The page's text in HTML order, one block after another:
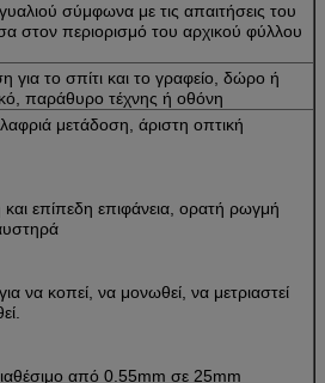
σύμφωνα με τις απαιτήσεις του
στον περιορισμό του αρχικού φύλλου
για το σπίτι και το γραφείο, δώρο ή
παράθυρο τέχνης ή οθόνη
μετάδοση, άριστη οπτική
επίπεδη επιφάνεια, ορατή ρωγμή
να κοπεί, να μονωθεί, να μετριαστεί
από 0.55mm σε 25mm